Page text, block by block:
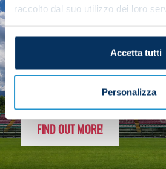
raccolto dal suo utilizzo dei loro
Accetta tutti
Personalizza
FOLLOW THE
FIND OUT MORE!